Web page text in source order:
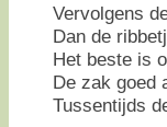
Vervolgens
Dan de
Het beste is
De zak goed
Tussentijds